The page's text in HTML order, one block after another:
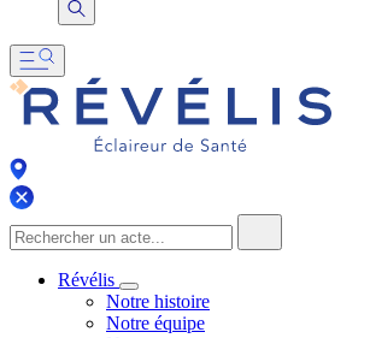
Révélis
Notre histoire
Notre équipe